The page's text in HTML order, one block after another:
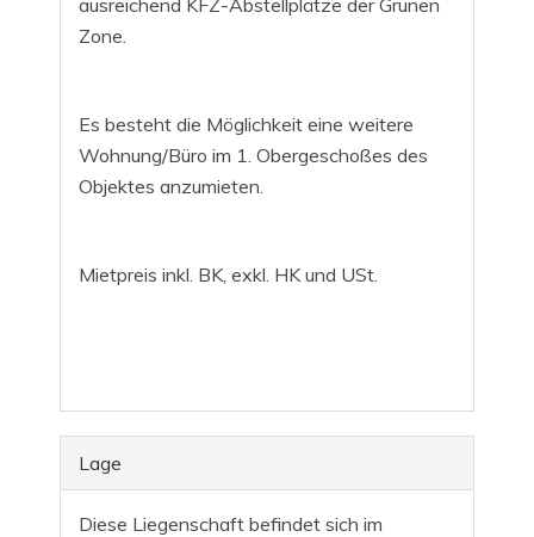
Zone.
Es besteht die Möglichkeit eine weitere
Wohnung/Büro im 1. Obergeschoßes des
Objektes anzumieten.
Mietpreis inkl. BK, exkl. HK und USt.
Lage
Diese Liegenschaft befindet sich im